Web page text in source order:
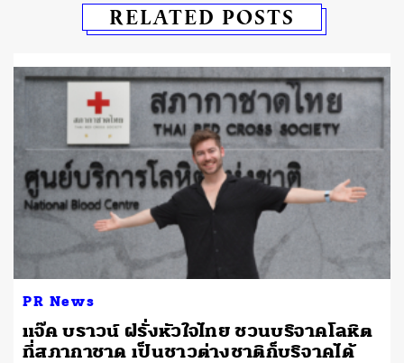
RELATED POSTS
PR News
แจ๊ค บราวน์ ฝรั่งหัวใจไทย ชวนบริจาคโลหิต
ที่สภากาชาด เป็นชาวต่างชาติก็บริจาคได้